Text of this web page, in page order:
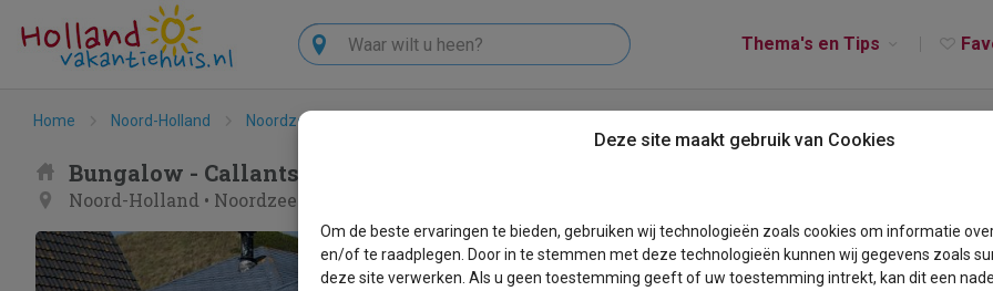
Thema's en Tips
Zoeken
Home Noord-Holland Noordzeekust
Bungalow - Callantsoog de Seinpost nr 6
Noord-Holland • Noordzeekust
Deze site maakt gebruik van Cookies
Om de beste ervaringen te bieden, gebruiken wij technologieën zoals cookies om informatie
en/of te raadplegen. Door in te stemmen met deze technologieën kunnen wij gegevens zoals
deze site verwerken. Als u geen toestemming geeft of uw toestemming intrekt, kan dit een